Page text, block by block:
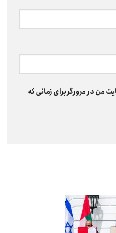
من در مرورگر برای زمانی که